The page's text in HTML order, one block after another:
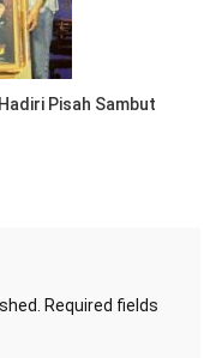
Pisah Sambut
Required fields